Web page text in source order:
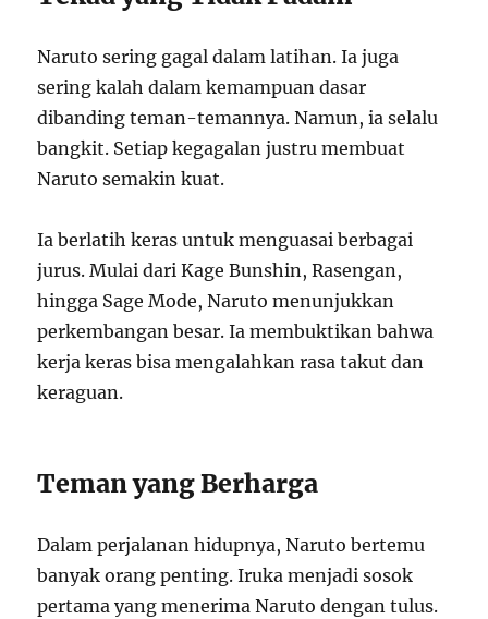
Naruto sering gagal dalam latihan. Ia juga
sering kalah dalam kemampuan dasar
dibanding teman-temannya. Namun, ia selalu
bangkit. Setiap kegagalan justru membuat
Naruto semakin kuat.
Ia berlatih keras untuk menguasai berbagai
jurus. Mulai dari Kage Bunshin, Rasengan,
hingga Sage Mode, Naruto menunjukkan
perkembangan besar. Ia membuktikan bahwa
kerja keras bisa mengalahkan rasa takut dan
keraguan.
Teman yang Berharga
Dalam perjalanan hidupnya, Naruto bertemu
banyak orang penting. Iruka menjadi sosok
pertama yang menerima Naruto dengan tulus.